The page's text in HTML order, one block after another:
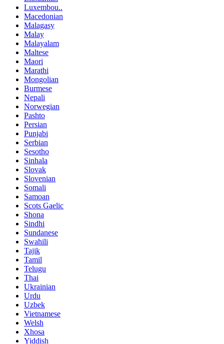
Luxembou..
Macedonian
Malagasy
Malay
Malayalam
Maltese
Maori
Marathi
Mongolian
Burmese
Nepali
Norwegian
Pashto
Persian
Punjabi
Serbian
Sesotho
Sinhala
Slovak
Slovenian
Somali
Samoan
Scots Gaelic
Shona
Sindhi
Sundanese
Swahili
Tajik
Tamil
Telugu
Thai
Ukrainian
Urdu
Uzbek
Vietnamese
Welsh
Xhosa
Yiddish